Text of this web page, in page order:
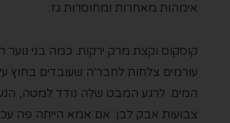
אימהות מאחרות ומחוסרות גז.
קוסקוס וקצת מרק ירקות. כמה בני נוער
עורמים צלחות לחבר'ה שעובדים בחוץ
המים. לרגע המבט שלה נודד למטה,
צבועות אבק לבן. אם אמא הייתה פה